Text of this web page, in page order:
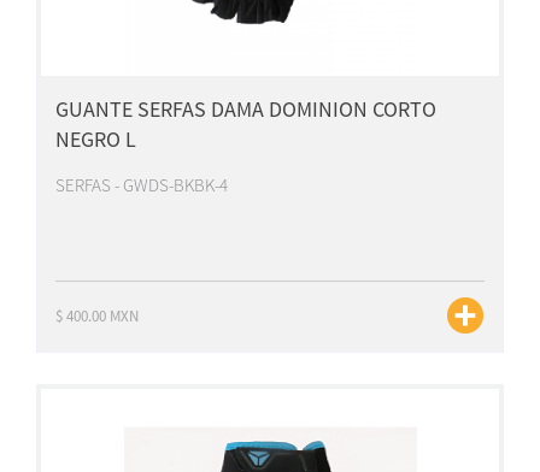
GUANTE SERFAS DAMA DOMINION CORTO
NEGRO L
SERFAS - GWDS-BKBK-4
$ 400.00 MXN